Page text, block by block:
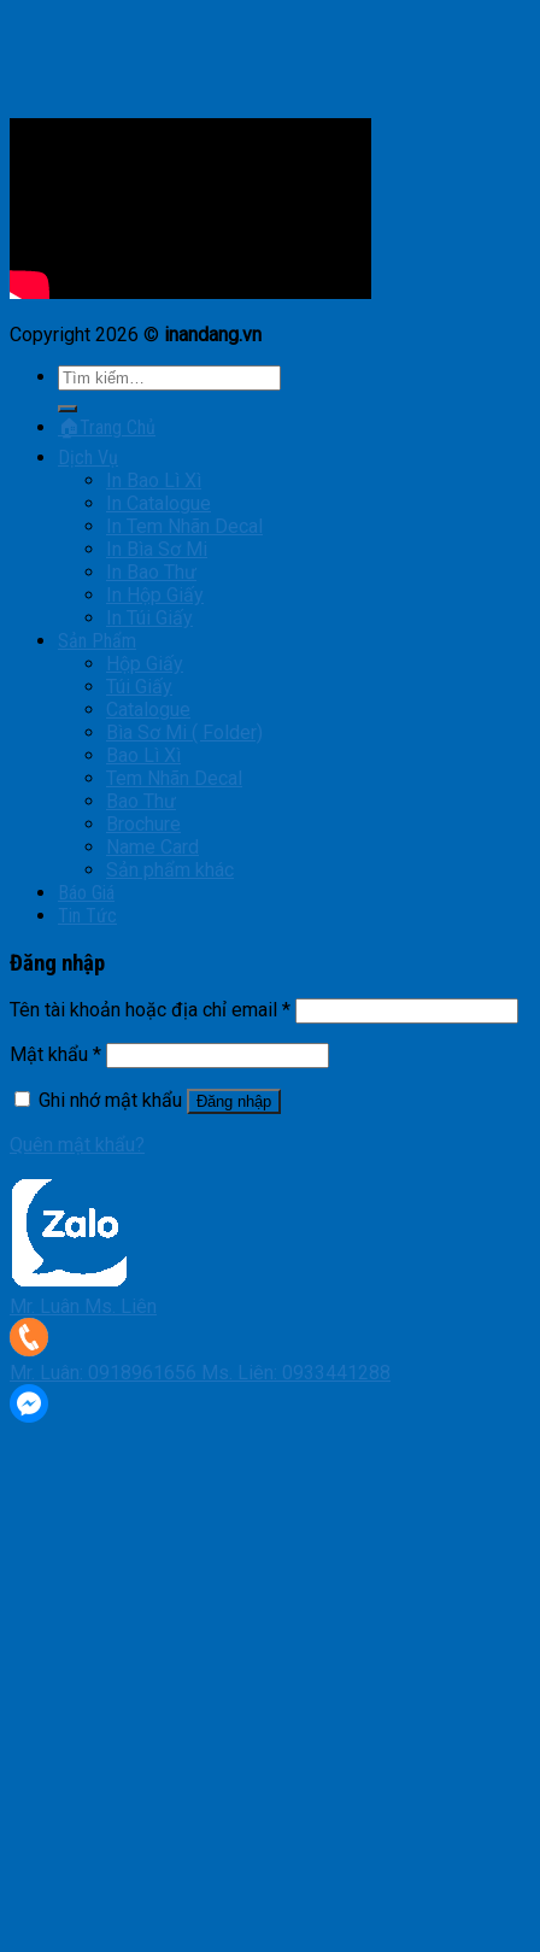
Copyright 2026 © inandang.vn
Tìm
kiếm:
🏠Trang Chủ
Dịch Vụ
In Bao Lì Xì
In Catalogue
In Tem Nhãn Decal
In Bìa Sơ Mi
In Bao Thư
In Hộp Giấy
In Túi Giấy
Sản Phẩm
Hộp Giấy
Túi Giấy
Catalogue
Bìa Sơ Mi ( Folder)
Bao Lì Xì
Tem Nhãn Decal
Bao Thư
Brochure
Name Card
Sản phẩm khác
Báo Giá
Tin Tức
Đăng nhập
Tên tài khoản hoặc địa chỉ email *
Mật khẩu *
Ghi nhớ mật khẩu
Đăng nhập
Quên mật khẩu?
Mr. Luân Ms. Liên
Mr. Luân: 0918961656 Ms. Liên: 0933441288